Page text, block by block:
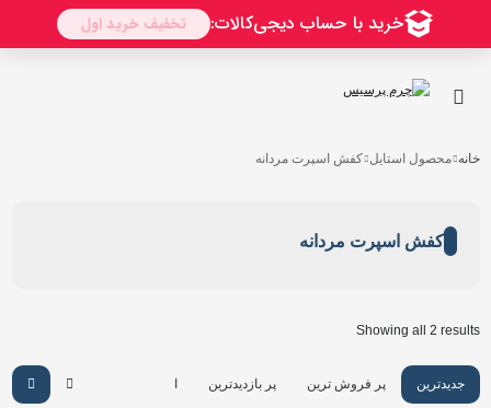
خانه محصول استایل کفش اسپرت مردانه
کفش اسپرت مردانه
Showing all 2 results
پر فروش ترین پر بازدیدترین جدیدترین گرانترین